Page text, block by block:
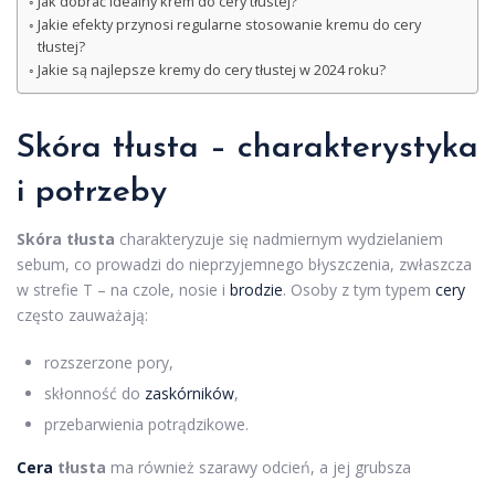
Jakie efekty przynosi regularne stosowanie kremu do cery
tłustej?
Jakie są najlepsze kremy do cery tłustej w 2024 roku?
Skóra tłusta – charakterystyka
i potrzeby
Skóra tłusta charakteryzuje się nadmiernym wydzielaniem
sebum, co prowadzi do nieprzyjemnego błyszczenia, zwłaszcza
w strefie T – na czole, nosie i brodzie. Osoby z tym typem cery
często zauważają:
rozszerzone pory,
skłonność do zaskórników,
przebarwienia potrądzikowe.
Cera tłusta ma również szarawy odcień, a jej grubsza